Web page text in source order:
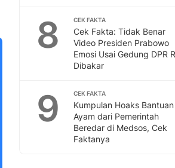
8 CEK FAKTA
Cek Fakta: Tidak Benar
Video Presiden Prabowo
Emosi Usai Gedung DPR
Dibakar
9 CEK FAKTA
Kumpulan Hoaks Bantuan
Ayam dari Pemerintah
Beredar di Medsos, Cek
Faktanya